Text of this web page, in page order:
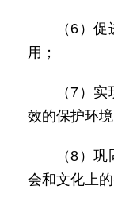
（6）
用；
（7）
效的保护环境
（8）
会和文化上的